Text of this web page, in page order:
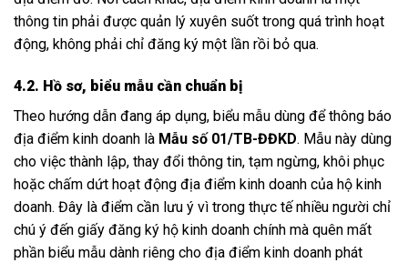
thông tin phải được quản lý xuyên suốt trong quá trình hoạt
động, không phải chỉ đăng ký một lần rồi bỏ qua.
4.2. Hồ sơ, biểu mẫu cần chuẩn bị
Theo hướng dẫn đang áp dụng, biểu mẫu dùng để thông báo
địa điểm kinh doanh là Mẫu số 01/TB-ĐĐKD. Mẫu này dùng
cho việc thành lập, thay đổi thông tin, tạm ngừng, khôi phục
hoặc chấm dứt hoạt động địa điểm kinh doanh của hộ kinh
doanh. Đây là điểm cần lưu ý vì trong thực tế nhiều người chỉ
chú ý đến giấy đăng ký hộ kinh doanh chính mà quên mất
phần biểu mẫu dành riêng cho địa điểm kinh doanh phát